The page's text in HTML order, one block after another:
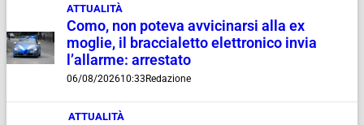
ATTUALITÀ
Como, non poteva avvicinarsi alla ex
moglie, il braccialetto elettronico invia
l’allarme: arrestato
06/08/202610:33 Redazione
ATTUALITÀ